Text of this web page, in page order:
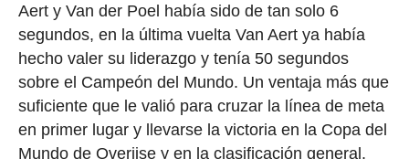
Aert y Van der Poel había sido de tan solo 6
segundos, en la última vuelta Van Aert ya había
hecho valer su liderazgo y tenía 50 segundos
sobre el Campeón del Mundo. Un ventaja más que
suficiente que le valió para cruzar la línea de meta
en primer lugar y llevarse la victoria en la Copa del
Mundo de Overijse y en la clasificación general.